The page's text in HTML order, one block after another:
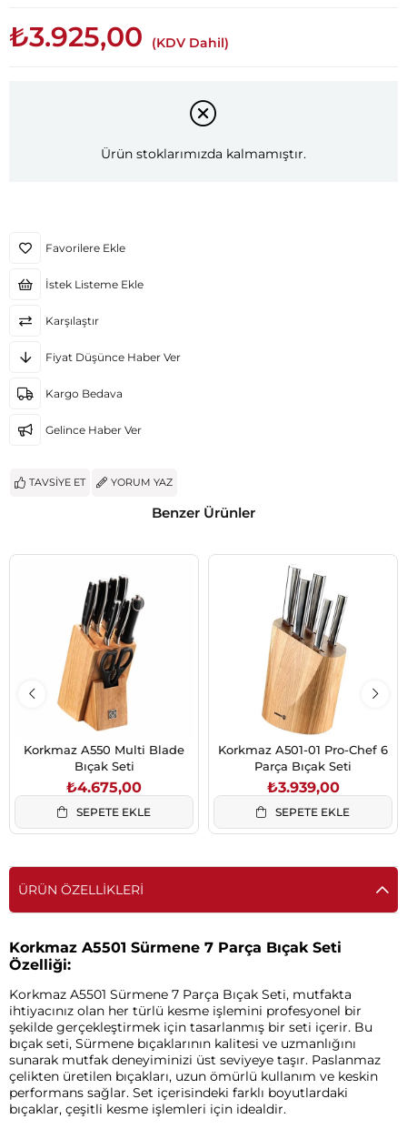
₺3.925,00 (KDV Dahil)
Ürün stoklarımızda kalmamıştır.
Favorilere Ekle
İstek Listeme Ekle
Karşılaştır
Fiyat Düşünce Haber Ver
Kargo Bedava
Gelince Haber Ver
TAVSIYE ET YORUM YAZ
Benzer Ürünler
Korkmaz A550 Multi Blade
Bıçak Seti
₺4.675,00
SEPETE EKLE
Korkmaz A501-01 Pro-Chef 6
Parça Bıçak Seti
₺3.939,00
SEPETE EKLE
ÜRÜN ÖZELLIKLERI
Korkmaz A5501 Sürmene 7 Parça Bıçak Seti
Özelliği:
Korkmaz A5501 Sürmene 7 Parça Bıçak Seti, mutfakta
ihtiyacınız olan her türlü kesme işlemini profesyonel bir
şekilde gerçekleştirmek için tasarlanmış bir seti içerir. Bu
bıçak seti, Sürmene bıçaklarının kalitesi ve uzmanlığını
sunarak mutfak deneyiminizi üst seviyeye taşır. Paslanmaz
çelikten üretilen bıçakları, uzun ömürlü kullanım ve keskin
performans sağlar. Set içerisindeki farklı boyutlardaki
bıçaklar, çeşitli kesme işlemleri için idealdir.